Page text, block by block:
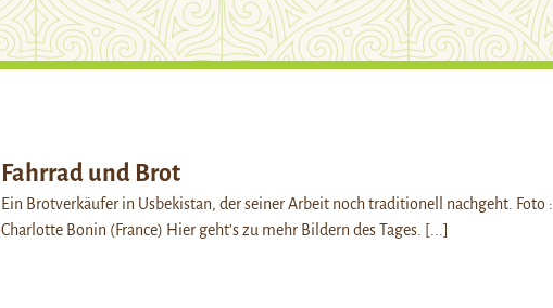
Fahrrad und Brot
Ein Brotverkäufer in Usbekistan, der seiner Arbeit noch traditionell nachgeht. Foto :
Charlotte Bonin (France) Hier geht’s zu mehr Bildern des Tages. [...]